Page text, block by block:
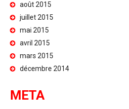
août 2015
juillet 2015
mai 2015
avril 2015
mars 2015
décembre 2014
META